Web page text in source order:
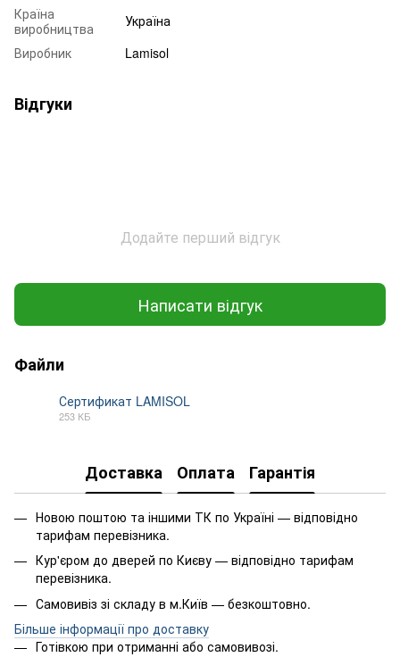
Країна
виробництва
Україна
Виробник
Lamisol
Відгуки
Додайте перший відгук
Написати відгук
Файли
Сертификат LAMISOL
253 КБ
Доставка Оплата Гарантія
Новою поштою та іншими ТК по Україні — відповідно
тарифам перевізника.
Кур'єром до дверей по Києву — відповідно тарифам
перевізника.
Самовивіз зі складу в м.Київ — безкоштовно.
Більше інформації про доставку
Готівкою при отриманні або самовивозі.